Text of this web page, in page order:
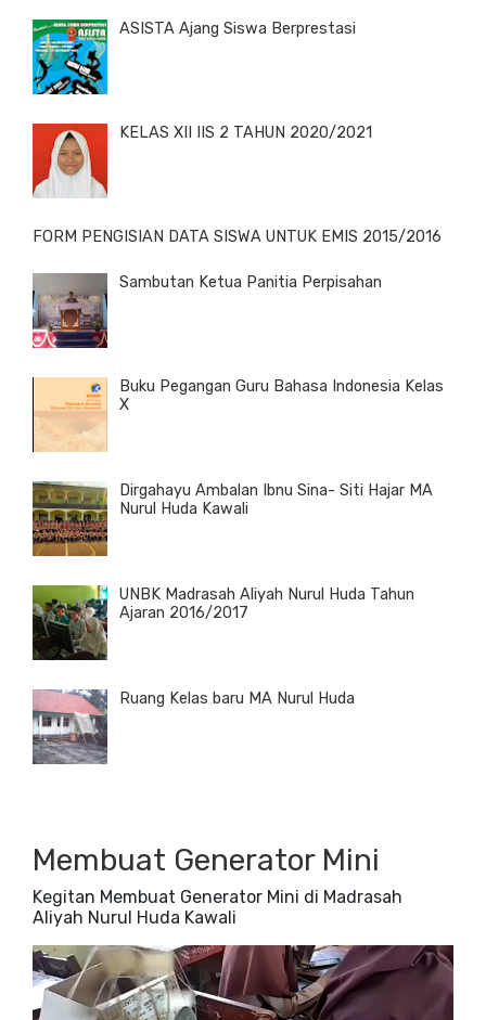
ASISTA Ajang Siswa Berprestasi
KELAS XII IIS 2 TAHUN 2020/2021
FORM PENGISIAN DATA SISWA UNTUK EMIS 2015/2016
Sambutan Ketua Panitia Perpisahan
Buku Pegangan Guru Bahasa Indonesia Kelas
X
Dirgahayu Ambalan Ibnu Sina- Siti Hajar MA
Nurul Huda Kawali
UNBK Madrasah Aliyah Nurul Huda Tahun
Ajaran 2016/2017
Ruang Kelas baru MA Nurul Huda
Membuat Generator Mini
Kegitan Membuat Generator Mini di Madrasah
Aliyah Nurul Huda Kawali